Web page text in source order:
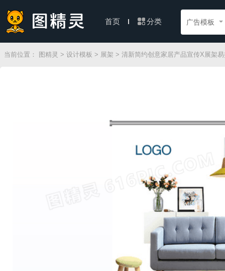
首页 分类 广告模板
当前位置： 图精灵 > 设计模板 > 展架 > 清新简约创意家居产品宣传X展架